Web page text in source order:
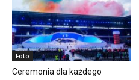
Foto
Ceremonia dla każdego